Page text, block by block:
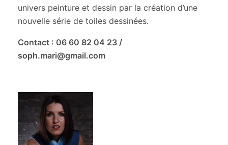
univers peinture et dessin par la création d’une
nouvelle série de toiles dessinées.
Contact : 06 60 82 04 23 /
soph.mari@gmail.com